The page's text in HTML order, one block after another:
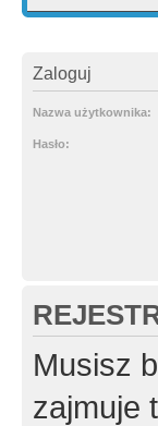
Zaloguj
Nazwa użytkownika:
Hasło:
Musisz
zajmuje